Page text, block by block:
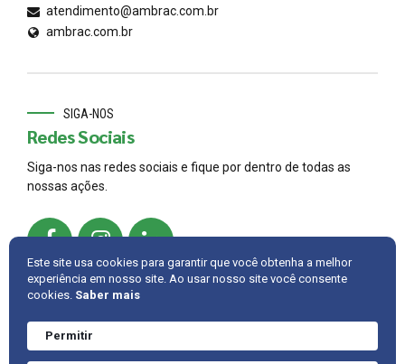
atendimento@ambrac.com.br
ambrac.com.br
SIGA-NOS
Redes Sociais
Siga-nos nas redes sociais e fique por dentro de todas as
nossas ações.
Este site usa cookies para garantir que você obtenha a melhor
experiência em nosso site. Ao usar nosso site você consente
cookies. Saber mais
Permitir
Precisa de ajuda?